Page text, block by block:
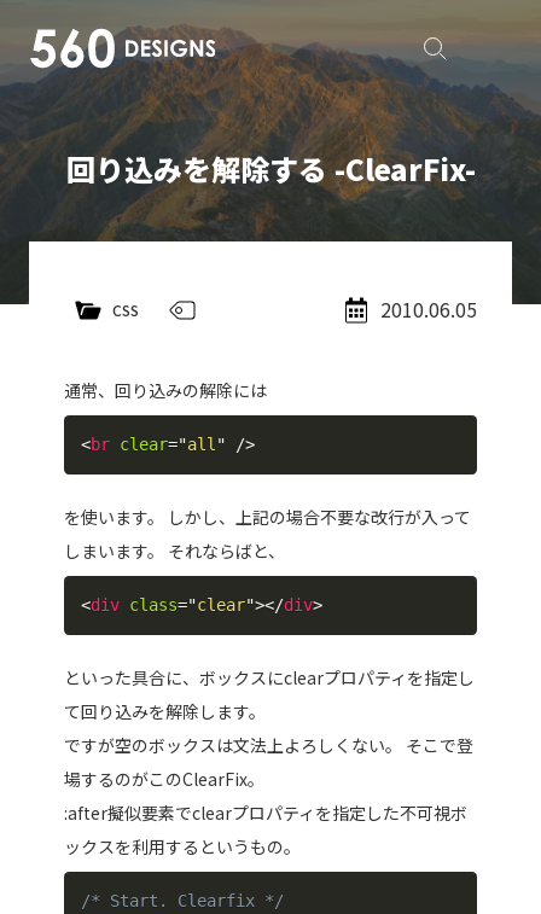
回り込みを解除する -ClearFix-
CSS 2010.06.05
通常、回り込みの解除には
<br clear="all " />
を使います。 しかし、上記の場合不要な改行が入って
しまいます。 それならばと、
<div class="clear"></div>
といった具合に、ボックスにclearプロパティを指定し
て回り込みを解除します。
ですが空のボックスは文法上よろしくない。 そこで登
場するのがこのClearFix。
:after擬似要素でclearプロパティを指定した不可視ボ
ックスを利用するというもの。
/* Start. Clearfix */